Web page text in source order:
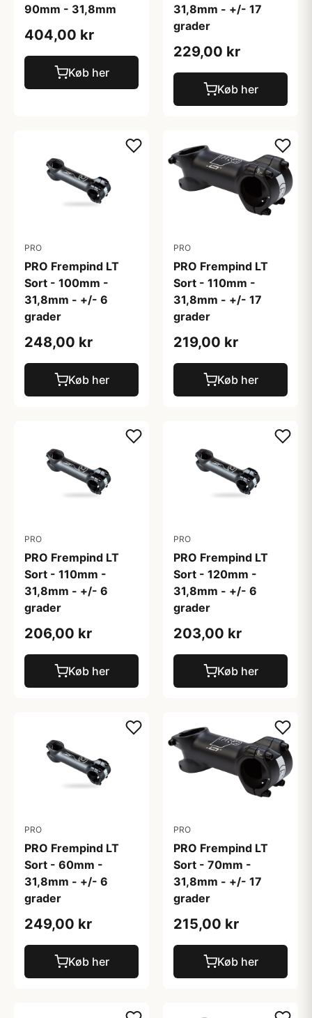
90mm - 31,8mm
404,00 kr
Køb her
31,8mm - +/- 17
grader
229,00 kr
Køb her
PRO
PRO Frempind LT
Sort - 100mm -
31,8mm - +/- 6
grader
248,00 kr
Køb her
PRO
PRO Frempind LT
Sort - 110mm -
31,8mm - +/- 17
grader
219,00 kr
Køb her
PRO
PRO Frempind LT
Sort - 110mm -
31,8mm - +/- 6
grader
206,00 kr
Køb her
PRO
PRO Frempind LT
Sort - 120mm -
31,8mm - +/- 6
grader
203,00 kr
Køb her
PRO
PRO Frempind LT
Sort - 60mm -
31,8mm - +/- 6
grader
249,00 kr
Køb her
PRO
PRO Frempind LT
Sort - 70mm -
31,8mm - +/- 17
grader
215,00 kr
Køb her